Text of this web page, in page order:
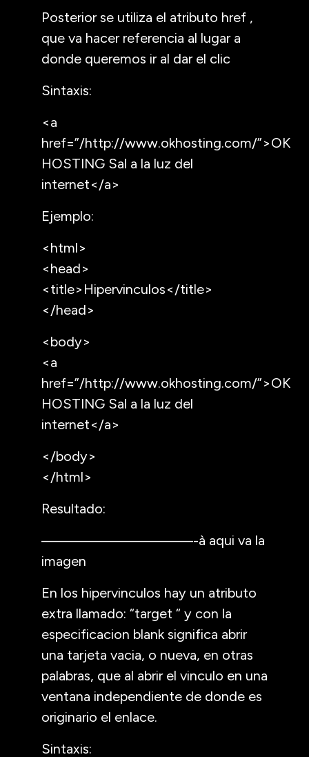
Posterior se utiliza el atributo href ,
que va hacer referencia al lugar a
donde queremos ir al dar el clic
Sintaxis:
<a
href=”/http://www.okhosting.com/”>OK
HOSTING Sal a la luz del
internet</a>
Ejemplo:
<html>
<head>
<title>Hipervinculos</title>
</head>
<body>
<a
href=”/http://www.okhosting.com/”>OK
HOSTING Sal a la luz del
internet</a>
</body>
</html>
Resultado:
——————————-à aqui va la
imagen
En los hipervinculos hay un atributo
extra llamado: “target “ y con la
especificacion blank significa abrir
una tarjeta vacia, o nueva, en otras
palabras, que al abrir el vinculo en una
ventana independiente de donde es
originario el enlace.
Sintaxis: